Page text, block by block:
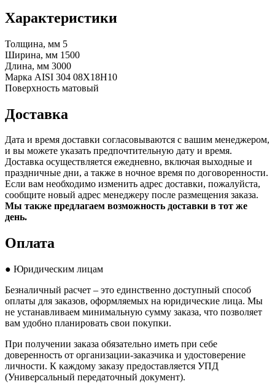
Характеристики
Толщина, мм 5
Ширина, мм 1500
Длина, мм 3000
Марка AISI 304 08Х18Н10
Поверхность матовый
Доставка
Дата и время доставки согласовываются с вашим менеджером,
и вы можете указать предпочтительную дату и время.
Доставка осуществляется ежедневно, включая выходные и
праздничные дни, а также в ночное время по договоренности.
Если вам необходимо изменить адрес доставки, пожалуйста,
сообщите новый адрес менеджеру после размещения заказа.
Мы также предлагаем возможность доставки в тот же
день.
Оплата
● Юридическим лицам
Безналичный расчет – это единственно доступный способ
оплаты для заказов, оформляемых на юридические лица. Мы
не устанавливаем минимальную сумму заказа, что позволяет
вам удобно планировать свои покупки.
При получении заказа обязательно иметь при себе
доверенность от организации-заказчика и удостоверение
личности. К каждому заказу предоставляется УПД
(Универсальный передаточный документ).